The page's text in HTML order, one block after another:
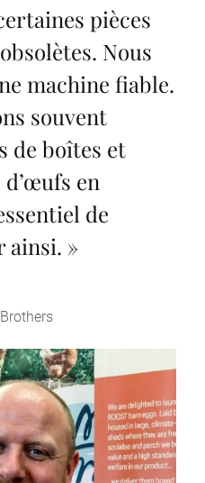
pièces
Nous
machine fiable.
souvent
de boîtes et
en
de
ainsi. »